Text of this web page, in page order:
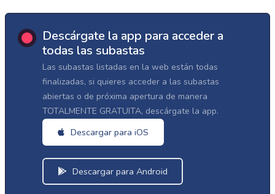
Descárgate la app para acceder a
todas las subastas
Las subastas listadas en la web están todas
finalizadas, si quieres acceder a las subastas
abiertas o de próxima apertura de manera
TOTALMENTE GRATUITA, descárgate la app.
Descargar para iOS
Descargar para Android